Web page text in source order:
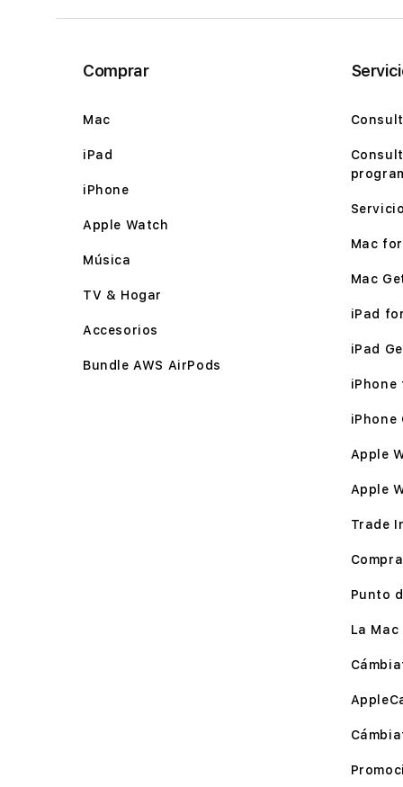
Comprar
Mac
iPad
iPhone
Apple Watch
Música
TV & Hogar
Accesorios
Bundle AWS AirPods
Mac
Mac
iPad
iPad
iPhone
Apple
Apple
Trade
Punto
La